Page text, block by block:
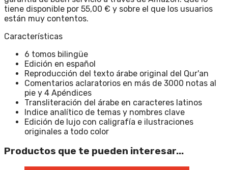
tiene disponible por 55,00 € y sobre el que los usuarios
están muy contentos.
Características
6 tomos bilingüe
Edición en español
Reproducción del texto árabe original del Qur'an
Comentarios aclaratorios en más de 3000 notas al
pie y 4 Apéndices
Transliteración del árabe en caracteres latinos
Indice analítico de temas y nombres clave
Edición de lujo con caligrafía e ilustraciones
originales a todo color
Productos que te pueden interesar...